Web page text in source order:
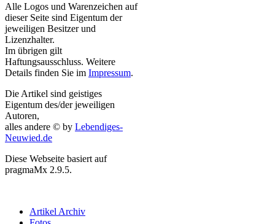
Alle Logos und Warenzeichen auf
dieser Seite sind Eigentum der
jeweiligen Besitzer und
Lizenzhalter.
Im übrigen gilt
Haftungsausschluss. Weitere
Details finden Sie im Impressum.
Die Artikel sind geistiges
Eigentum des/der jeweiligen
Autoren,
alles andere © by Lebendiges-
Neuwied.de
Diese Webseite basiert auf
pragmaMx 2.9.5.
Artikel Archiv